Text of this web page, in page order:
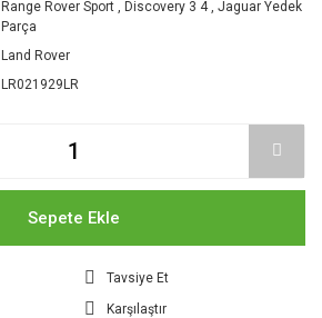
Range Rover Sport ,Discovery 3 4 ,Jaguar Yedek
Parça
Land Rover
LR021929LR
Sepete Ekle
Tavsiye Et
Karşılaştır